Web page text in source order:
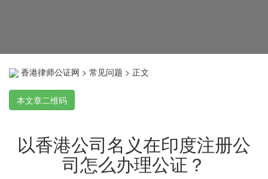
香港律师公证网 > 常见问题 > 正文
本文章二维码
以香港公司名义在印度注册公
司怎么办理公证？